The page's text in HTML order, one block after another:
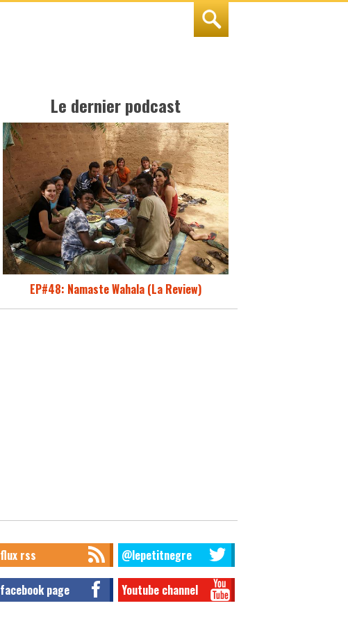
Le dernier podcast
EP#48: Namaste Wahala (La Review)
flux rss @lepetitnegre
facebook page Youtube channel